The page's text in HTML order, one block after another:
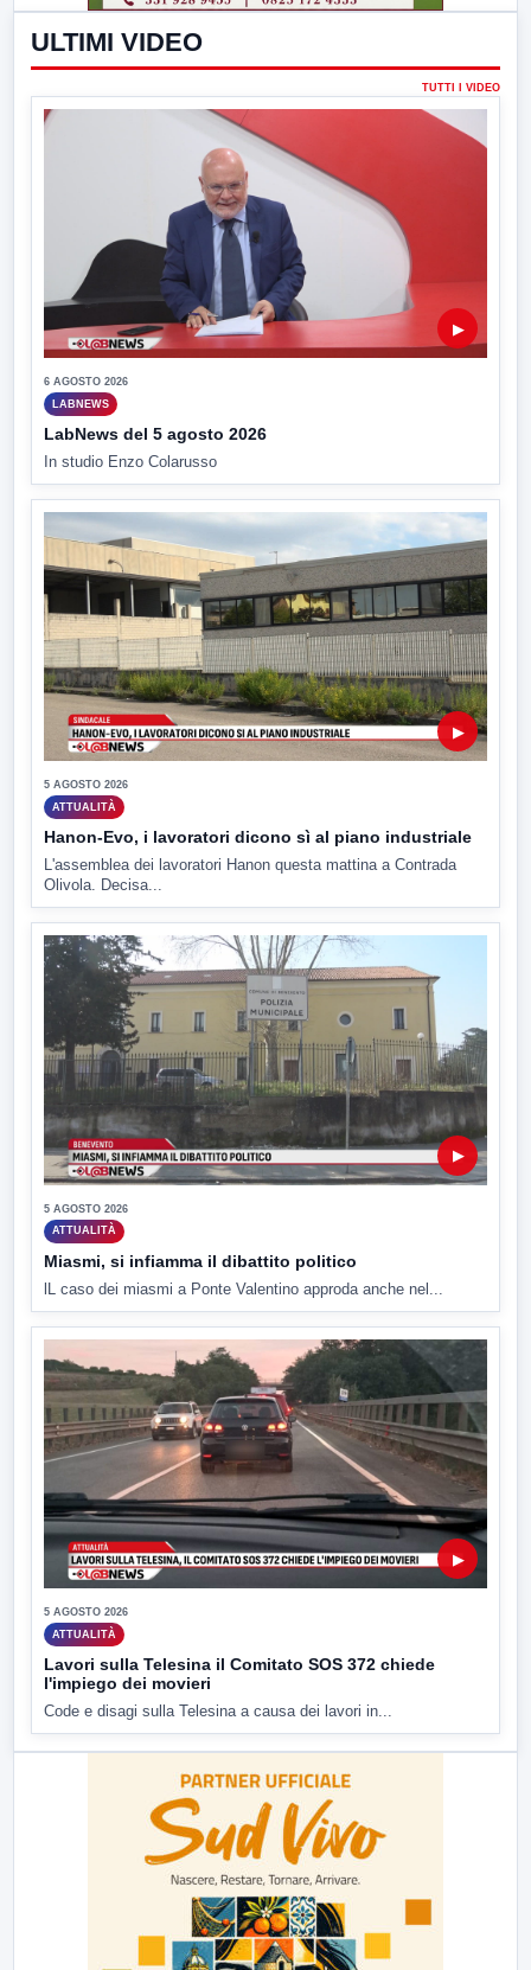
ULTIMI VIDEO
TUTTI I VIDEO
▶
6 AGOSTO 2026
LABNEWS
LabNews del 5 agosto 2026
In studio Enzo Colarusso
▶
5 AGOSTO 2026
ATTUALITÀ
Hanon-Evo, i lavoratori dicono sì al piano industriale
L'assemblea dei lavoratori Hanon questa mattina a Contrada
Olivola. Decisa...
▶
5 AGOSTO 2026
ATTUALITÀ
Miasmi, si infiamma il dibattito politico
lL caso dei miasmi a Ponte Valentino approda anche nel...
▶
5 AGOSTO 2026
ATTUALITÀ
Lavori sulla Telesina il Comitato SOS 372 chiede
l'impiego dei movieri
Code e disagi sulla Telesina a causa dei lavori in...